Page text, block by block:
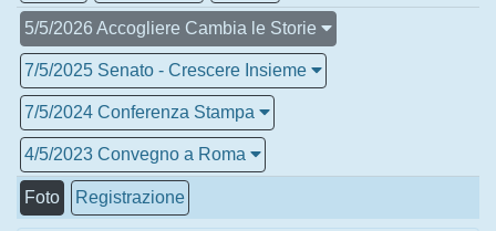
5/5/2026 Accogliere Cambia le Storie
7/5/2025 Senato - Crescere Insieme
7/5/2024 Conferenza Stampa
4/5/2023 Convegno a Roma
Foto Registrazione